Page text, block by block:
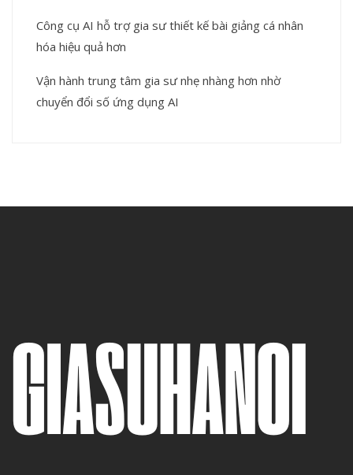
Công cụ AI hỗ trợ gia sư thiết kế bài giảng cá nhân
hóa hiệu quả hơn
Vận hành trung tâm gia sư nhẹ nhàng hơn nhờ
chuyển đổi số ứng dụng AI